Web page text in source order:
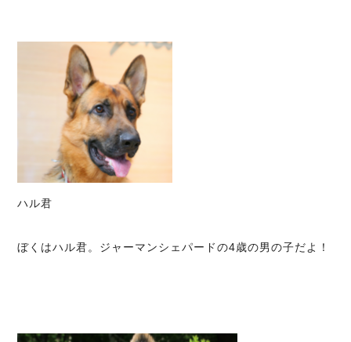
ハル君
ぼくはハル君。ジャーマンシェパードの4歳の男の子だよ！